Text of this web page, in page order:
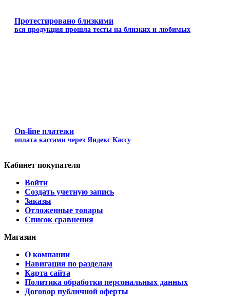
Протестировано близкими
вся продукция прошла тесты на близких и любимых
On-line платежи
оплата кассами через Яндекс Кассу
Кабинет покупателя
Войти
Создать учетную запись
Заказы
Отложенные товары
Список сравнения
Магазин
О компании
Навигация по разделам
Карта сайта
Политика обработки персональных данных
Договор публичной оферты